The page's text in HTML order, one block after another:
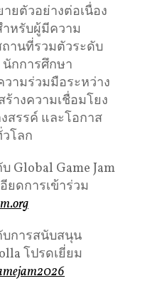
ายตัวอย่างต่อเนื่อง
หรับผู้มีความ
านที่รวมตัวระดับ
กการศึกษา
ามร่วมมือระหว่าง
ร้างความเชื่อมโยง
สรรค์ และโอกาส
โลก
Global Game Jam
ยดการเข้าร่วม
บการสนับสนุน
โปรดเยี่ยม